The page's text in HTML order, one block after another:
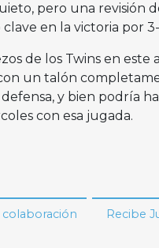
pero una revisión
en la victoria por
de los Twins en
un talón
defensa, y bien podría
con esa jugada.
colaboración
Recibe